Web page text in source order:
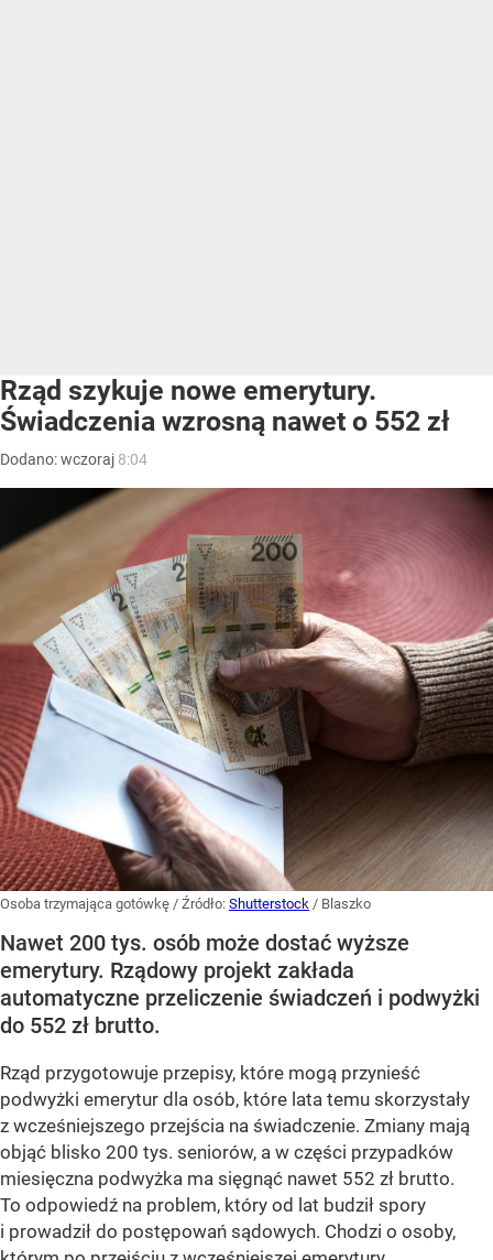
Rząd szykuje nowe emerytury.
Świadczenia wzrosną nawet o 552 zł
Dodano:wczoraj 8:04
Osoba trzymająca gotówkę / Źródło: Shutterstock / Blaszko
Nawet 200 tys. osób może dostać wyższe
emerytury. Rządowy projekt zakłada
automatyczne przeliczenie świadczeń i podwyżki
do 552 zł brutto.
Rząd przygotowuje przepisy, które mogą przynieść
podwyżki emerytur dla osób, które lata temu skorzystały
z wcześniejszego przejścia na świadczenie. Zmiany mają
objąć blisko 200 tys. seniorów, a w części przypadków
miesięczna podwyżka ma sięgnąć nawet 552 zł brutto.
To odpowiedź na problem, który od lat budził spory
i prowadził do postępowań sądowych. Chodzi o osoby,